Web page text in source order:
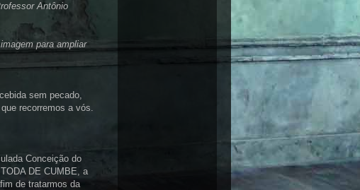
Antônio
para ampliar
sem pecado,
recorremos a vós.
Conceição do
DE CUMBE, a
de tratarmos da